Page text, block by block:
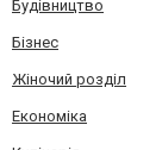
Будівництво
Бізнес
Жіночий розділ
Економіка